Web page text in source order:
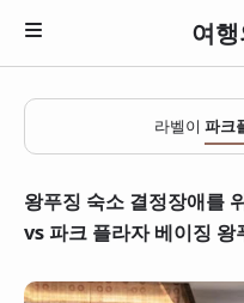
여
라벨이 파크
왕푸징 숙소 결정장애를
vs 파크 플라자 베이징 왕